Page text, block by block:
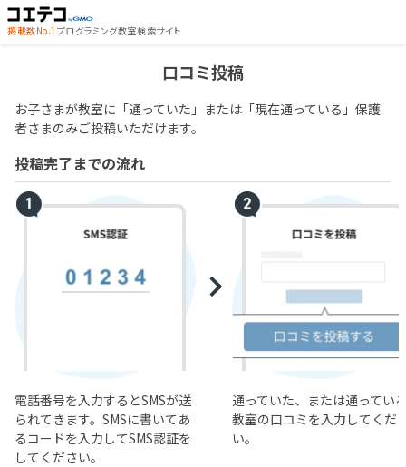
掲載数No.1プログラミング教室検索サイト
口コミ投稿
お子さまが教室に「通っていた」または「現在通っている」保護
者さまのみご投稿いただけます。
投稿完了までの流れ
電話番号を入力するとSMSが送
られてきます。SMSに書いてあ
るコードを入力してSMS認証を
してください。
通っていた、または通ってい
教室の口コミを入力してくだ
い。